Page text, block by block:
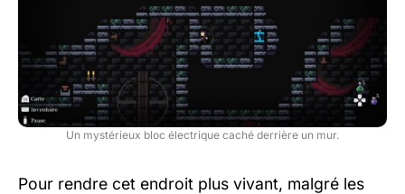
Un mystérieux bloc électrique caché derrière un mur.
Pour rendre cet endroit plus vivant, malgré les